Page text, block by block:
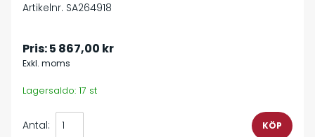
Artikelnr. SA264918
Pris:5 867,00 kr
Exkl. moms
Lagersaldo: 17 st
Antal: